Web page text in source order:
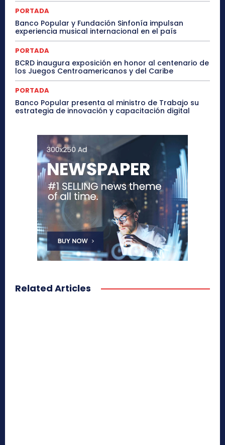
PORTADA
Banco Popular y Fundación Sinfonía impulsan
experiencia musical internacional en el país
PORTADA
BCRD inaugura exposición en honor al centenario de
los Juegos Centroamericanos y del Caribe
PORTADA
Banco Popular presenta al ministro de Trabajo su
estrategia de innovación y capacitación digital
Related Articles